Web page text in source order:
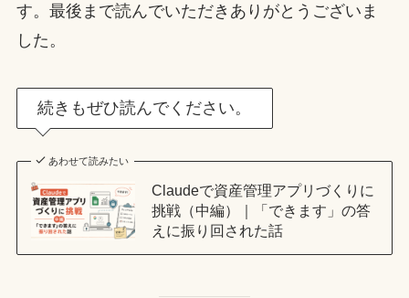
す。最後まで読んでいただきありがとうございま
した。
続きもぜひ読んでください。
あわせて読みたい
Claudeで資産管理アプリづくりに
挑戦（中編）｜「できます」の答
えに振り回された話